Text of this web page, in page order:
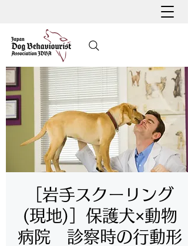
［岩手スクーリング
(現地)］保護犬×動物
病院 診察時の行動形